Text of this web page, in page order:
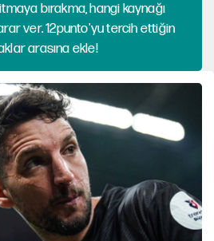
bırakma, hangi kaynağı
ver. 12punto'yu tercih ettiğin
arasına ekle!